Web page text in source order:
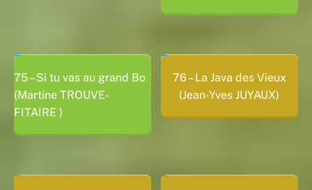
75 – Si tu vas au grand Bo
(Martine TROUVE-
FITAIRE )
76 – La Java des Vieux
(Jean-Yves JUYAUX)